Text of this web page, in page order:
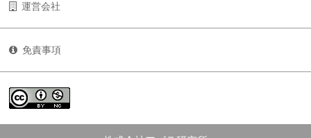
運営会社
免責事項